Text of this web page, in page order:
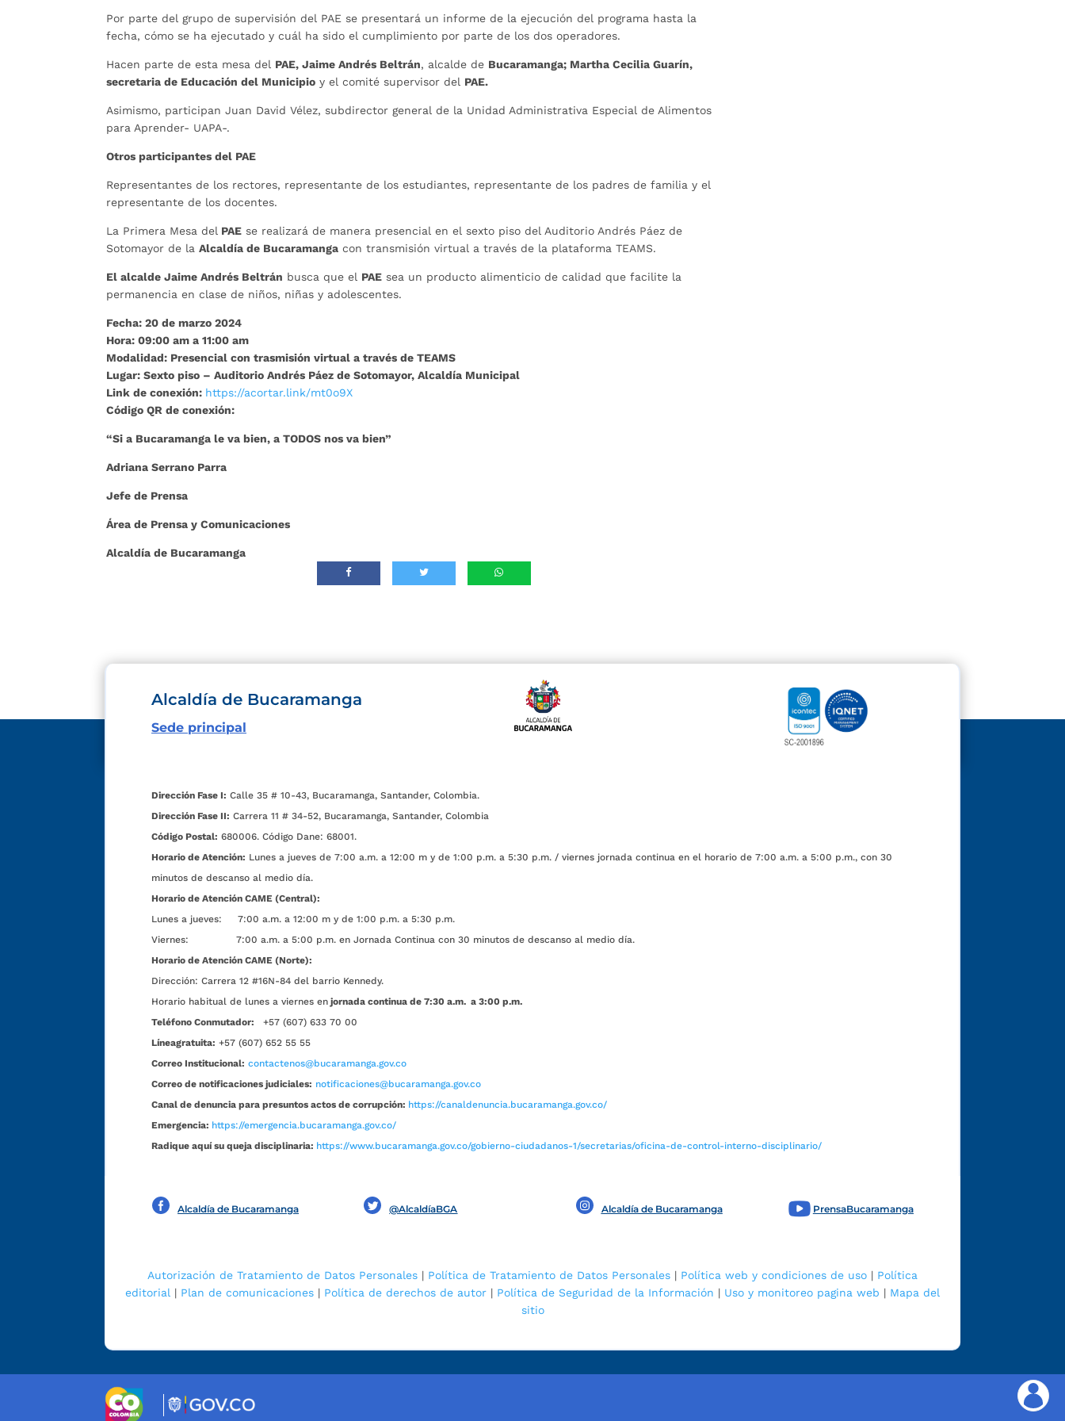
Por parte del grupo de supervisión del PAE se presentará un informe de la ejecución del programa hasta la
fecha, cómo se ha ejecutado y cuál ha sido el cumplimiento por parte de los dos operadores.
Hacen parte de esta mesa del PAE, Jaime Andrés Beltrán, alcalde de Bucaramanga; Martha Cecilia Guarín,
secretaria de Educación del Municipio y el comité supervisor del PAE.
Asimismo, participan Juan David Vélez, subdirector general de la Unidad Administrativa Especial de Alimentos
para Aprender- UAPA-.
Otros participantes del PAE
Representantes de los rectores, representante de los estudiantes, representante de los padres de familia y el
representante de los docentes.
La Primera Mesa del PAE se realizará de manera presencial en el sexto piso del Auditorio Andrés Páez de
Sotomayor de laAlcaldía de Bucaramanga con transmisión virtual a través de la plataforma TEAMS.
El alcalde Jaime Andrés Beltrán busca que el PAE sea un producto alimenticio de calidad que facilite la
permanencia en clase de niños, niñas y adolescentes.
Fecha: 20 de marzo 2024
Hora: 09:00 am a 11:00 am
Modalidad: Presencial con trasmisión virtual a través de TEAMS
Lugar: Sexto piso – Auditorio Andrés Páez de Sotomayor, Alcaldía Municipal
Link de conexión: https://acortar.link/mt0o9X
Código QR de conexión:
“Si a Bucaramanga le va bien, a TODOS nos va bien”
Adriana Serrano Parra
Jefe de Prensa
Área de Prensa y Comunicaciones
Alcaldía de Bucaramanga
Alcaldía de Bucaramanga
Sede principal
Dirección Fase I: Calle 35 # 10-43, Bucaramanga, Santander, Colombia.
Dirección Fase II: Carrera 11 # 34-52, Bucaramanga, Santander, Colombia
Código Postal: 680006. Código Dane: 68001.
Horario de Atención: Lunes a jueves de 7:00 a.m. a 12:00 m y de 1:00 p.m. a 5:30 p.m. / viernes jornada continua en el horario de 7:00 a.m. a 5:00 p.m., con 30
minutos de descanso al medio día.
Horario de Atención CAME (Central):
Lunes a jueves: 7:00 a.m. a 12:00 m y de 1:00 p.m. a 5:30 p.m.
Viernes: 7:00 a.m. a 5:00 p.m. en Jornada Continua con 30 minutos de descanso al medio día.
Horario de Atención CAME (Norte):
Dirección: Carrera 12 #16N-84 del barrio Kennedy.
Horario habitual de lunes a viernes en jornada continua de 7:30 a.m. a 3:00 p.m.
Teléfono Conmutador:
+57 (607) 633 70 00
Líneagratuita: +57 (607) 652 55 55
Correo Institucional: contactenos@bucaramanga.gov.co
Correo de notificaciones judiciales: notificaciones@bucaramanga.gov.co
Canal de denuncia para presuntos actos de corrupción: https://canaldenuncia.bucaramanga.gov.co/
Emergencia: https://emergencia.bucaramanga.gov.co/
Radique aquí su queja disciplinaria: https://www.bucaramanga.gov.co/gobierno-ciudadanos-1/secretarias/oficina-de-control-interno-disciplinario/
Alcaldía de Bucaramanga @AlcaldíaBGA Alcaldía de Bucaramanga PrensaBucaramanga
Autorización de Tratamiento de Datos Personales | Política de Tratamiento de Datos Personales | Política web y condiciones de uso | Política
editorial | Plan de comunicaciones | Política de derechos de autor | Política de Seguridad de la Información | Uso y monitoreo pagina web | Mapa del
sitio